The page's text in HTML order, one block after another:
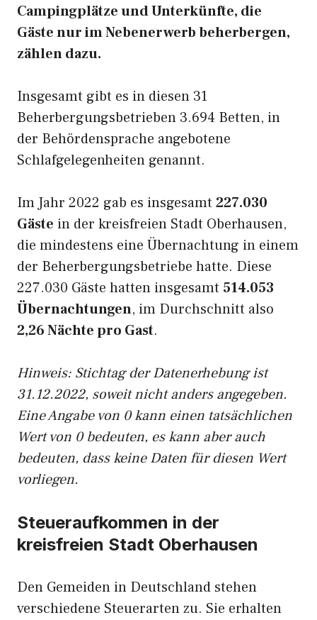
Campingplätze und Unterkünfte, die
Gäste nur im Nebenerwerb beherbergen,
zählen dazu.
Insgesamt gibt es in diesen 31
Beherbergungsbetrieben 3.694 Betten, in
der Behördensprache angebotene
Schlafgelegenheiten genannt.
Im Jahr 2022 gab es insgesamt 227.030
Gäste in der kreisfreien Stadt Oberhausen,
die mindestens eine Übernachtung in einem
der Beherbergungsbetriebe hatte. Diese
227.030 Gäste hatten insgesamt 514.053
Übernachtungen, im Durchschnitt also
2,26 Nächte pro Gast.
Hinweis: Stichtag der Datenerhebung ist
31.12.2022, soweit nicht anders angegeben.
Eine Angabe von 0 kann einen tatsächlichen
Wert von 0 bedeuten, es kann aber auch
bedeuten, dass keine Daten für diesen Wert
vorliegen.
Steueraufkommen in der
kreisfreien Stadt Oberhausen
Den Gemeiden in Deutschland stehen
verschiedene Steuerarten zu. Sie erhalten